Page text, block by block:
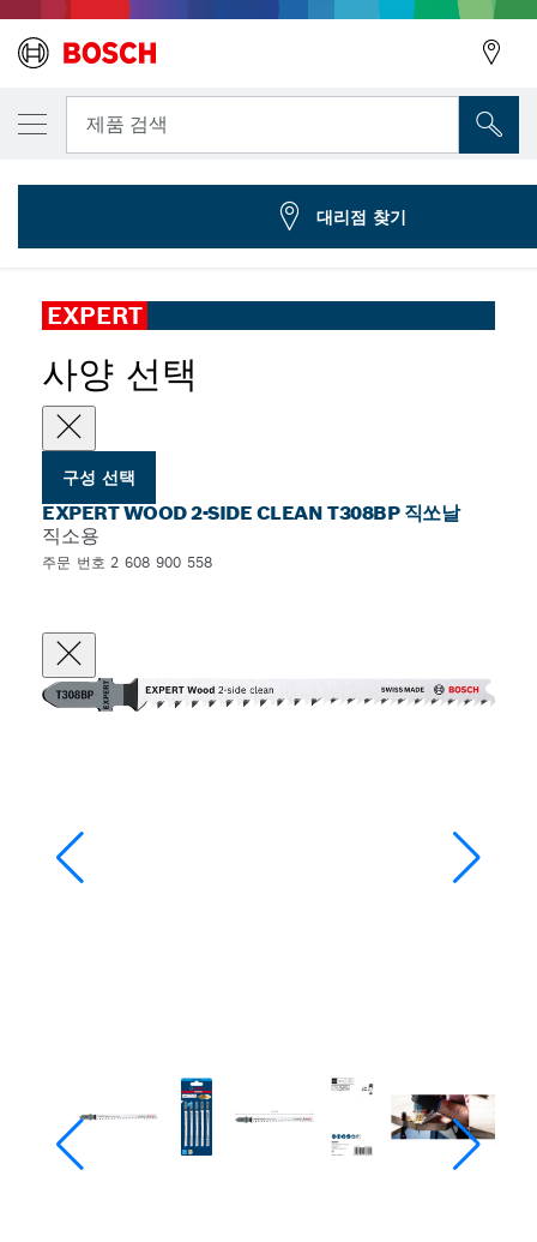
제품 검색
... EXPERT Wood 2-side clean T308BP 직쏘날
EXPERT
사양 선택
구성 선택
EXPERT WOOD 2-SIDE CLEAN T308BP 직쏘날
직소용
주문 번호 2 608 900 558
선택한 변형
EXPERT Wood 2-side clean T308BP 직쏘날,
2 608 900 558
대리점 찾기